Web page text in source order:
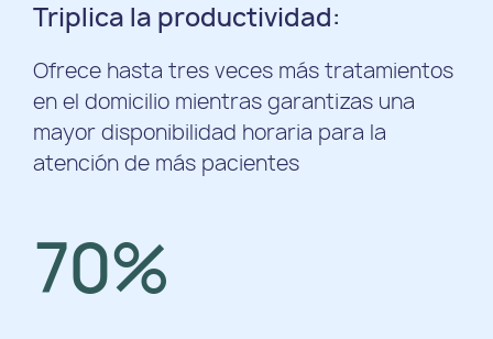
Triplica la productividad:
Ofrece hasta tres veces más tratamientos
en el domicilio mientras garantizas una
mayor disponibilidad horaria para la
atención de más pacientes
70%